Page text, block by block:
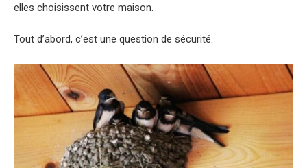
elles choisissent votre maison.
Tout d’abord, c’est une question de sécurité.